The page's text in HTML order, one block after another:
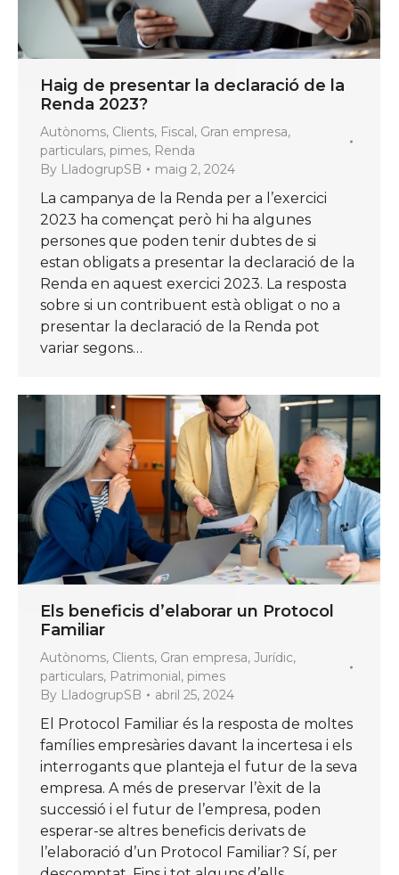
Haig de presentar la declaració de la
Renda 2023?
Autònoms, Clients, Fiscal, Gran empresa,
particulars, pimes, Renda
By LladogrupSB maig 2, 2024
La campanya de la Renda per a l’exercici
2023 ha començat però hi ha algunes
persones que poden tenir dubtes de si
estan obligats a presentar la declaració de la
Renda en aquest exercici 2023. La resposta
sobre si un contribuent està obligat o no a
presentar la declaració de la Renda pot
variar segons…
Els beneficis d’elaborar un Protocol
Familiar
Autònoms, Clients, Gran empresa, Jurídic,
particulars, Patrimonial, pimes
By LladogrupSB abril 25, 2024
El Protocol Familiar és la resposta de moltes
famílies empresàries davant la incertesa i els
interrogants que planteja el futur de la seva
empresa. A més de preservar l’èxit de la
successió i el futur de l’empresa, poden
esperar-se altres beneficis derivats de
l’elaboració d’un Protocol Familiar? Sí, per